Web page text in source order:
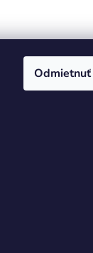
Odmietnuť